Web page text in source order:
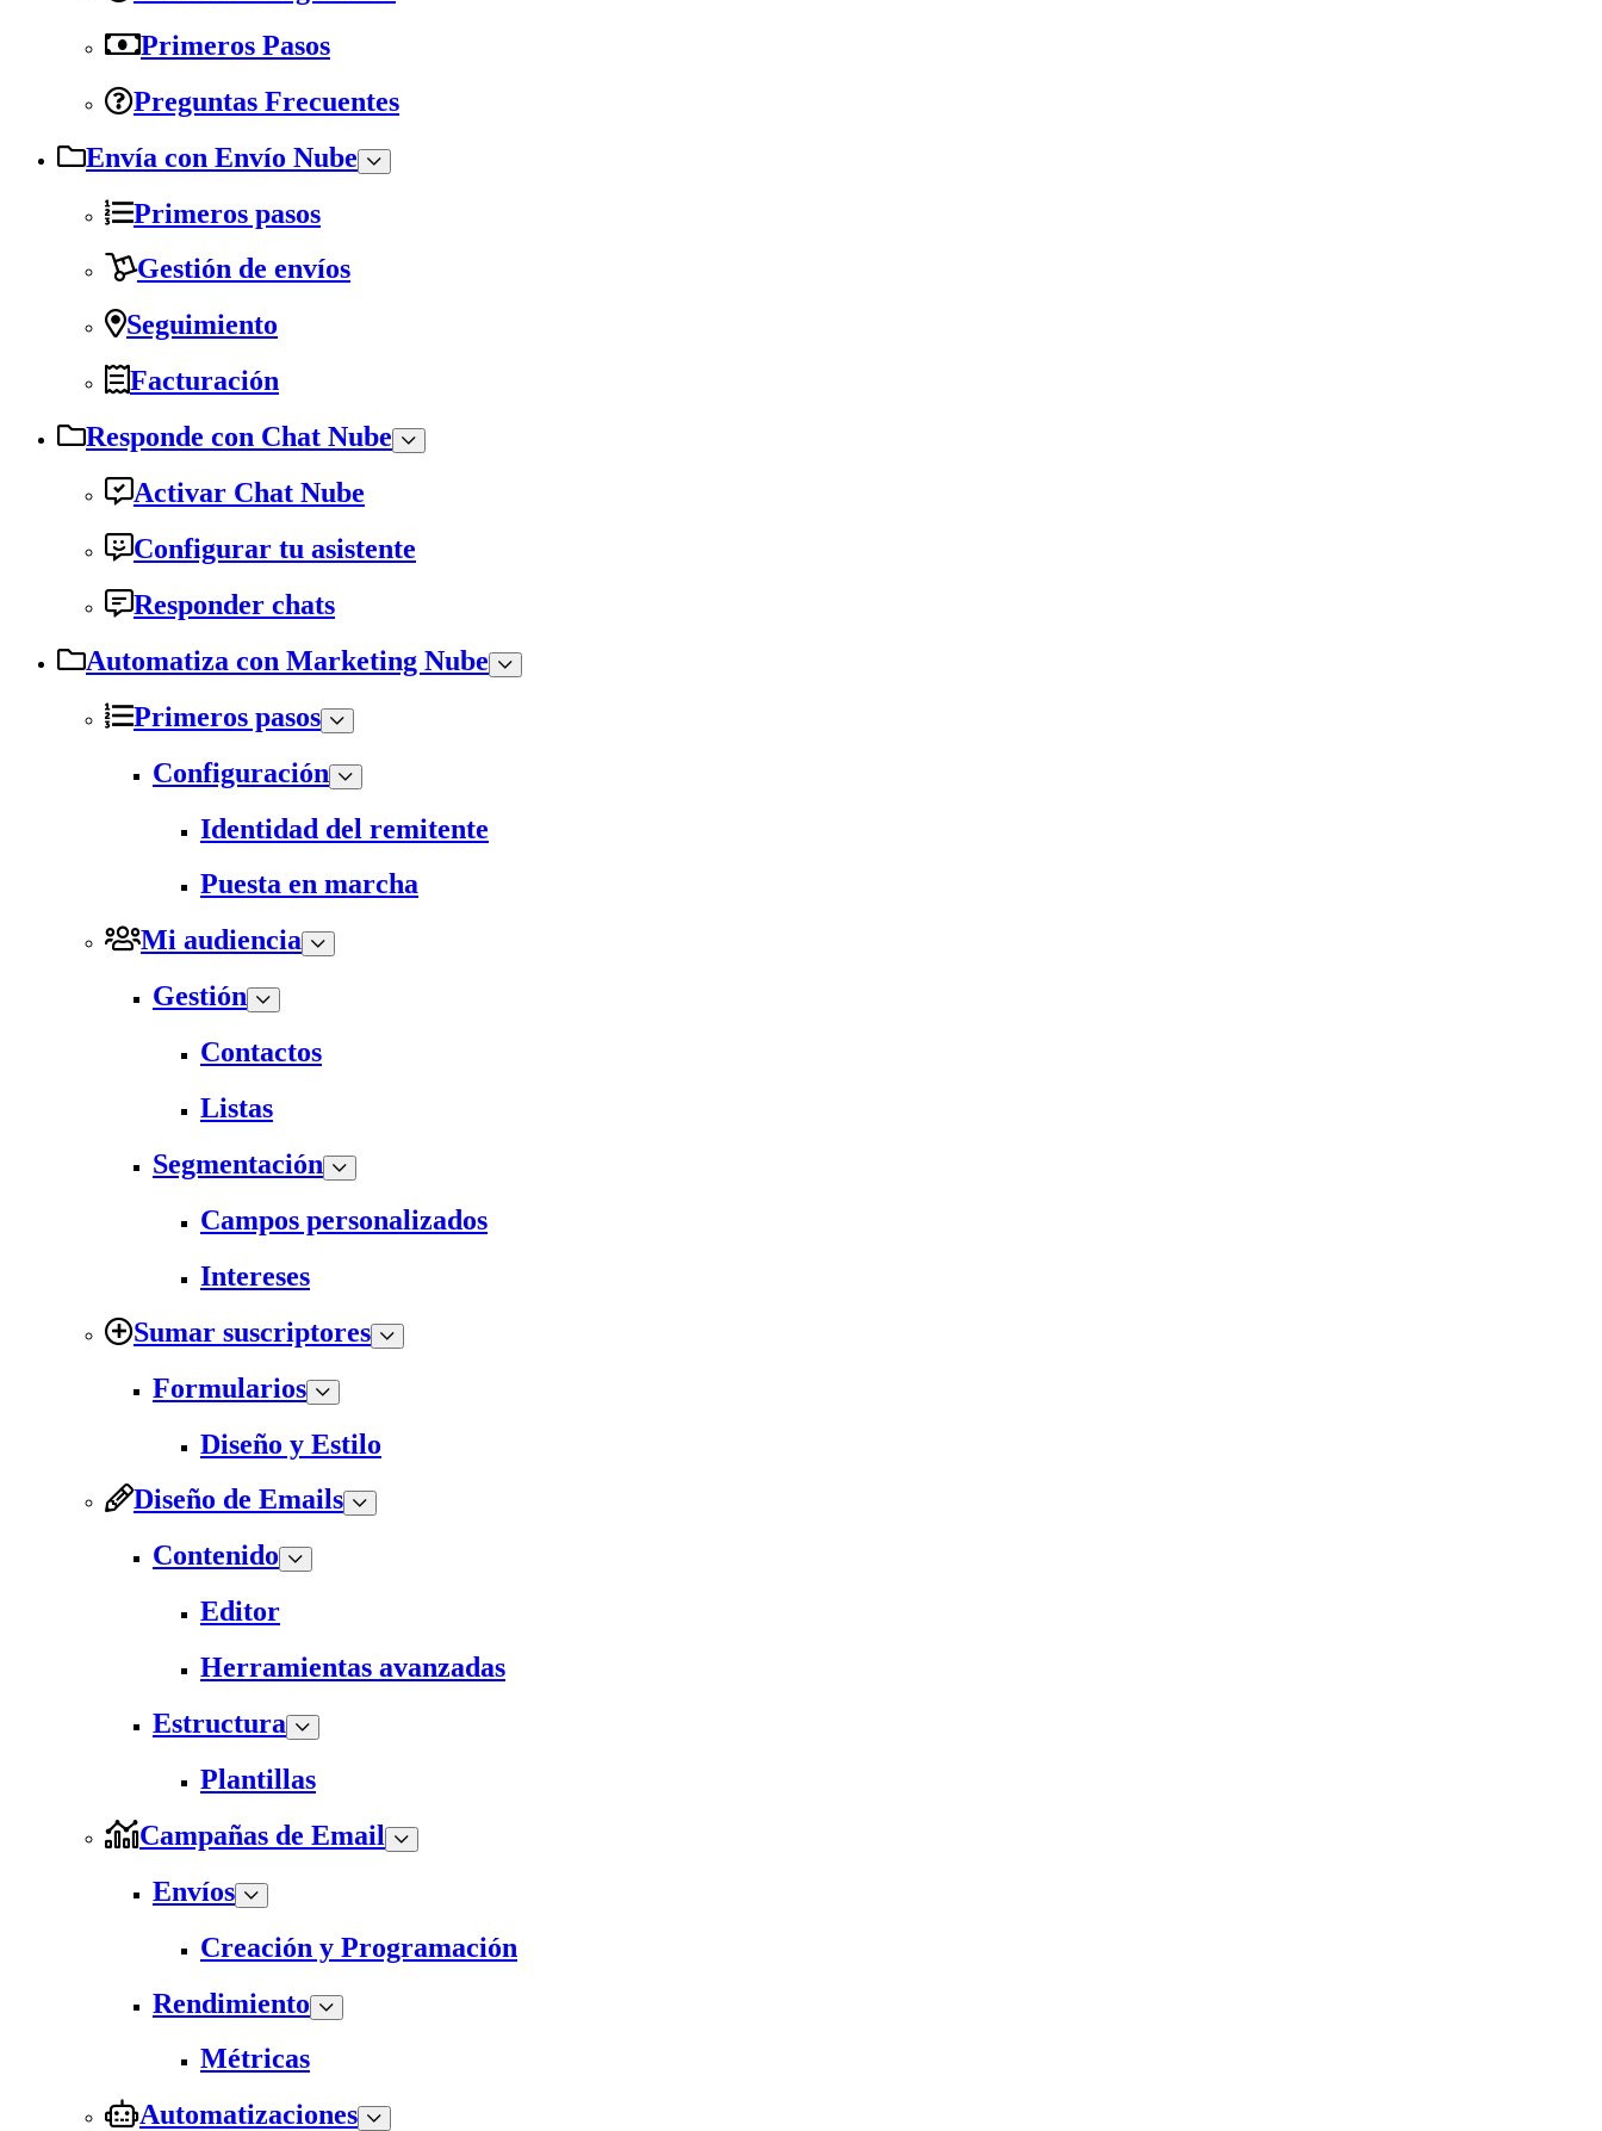
Primeros Pasos
Preguntas Frecuentes
Envía con Envío Nube
Primeros pasos
Gestión de envíos
Seguimiento
Facturación
Responde con Chat Nube
Activar Chat Nube
Configurar tu asistente
Responder chats
Automatiza con Marketing Nube
Primeros pasos
Configuración
Identidad del remitente
Puesta en marcha
Mi audiencia
Gestión
Contactos
Listas
Segmentación
Campos personalizados
Intereses
Sumar suscriptores
Formularios
Diseño y Estilo
Diseño de Emails
Contenido
Editor
Herramientas avanzadas
Estructura
Plantillas
Campañas de Email
Envíos
Creación y Programación
Rendimiento
Métricas
Automatizaciones